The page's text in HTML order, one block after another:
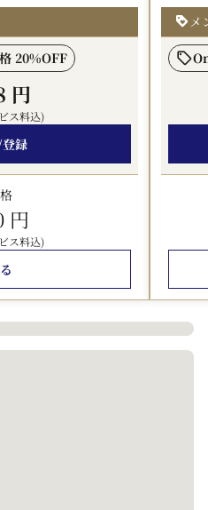
1滞在中、1室5,000円です。
ます。
いの方限定のプランです。チ
示をお願いします。
オーダー:10:00）
～14:30（ラストオーダー：
ッフェ）：17:00～21:30（ラ
意しております。（ご提供時
20%OFF
円
ス料込)
録
円
ス料込)
メ